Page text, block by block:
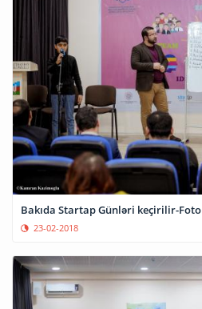
Bakıda Startap Günləri keçirilir-Foto
23-02-2018